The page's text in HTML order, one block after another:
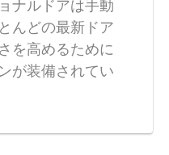
ナルドアは手動
んどの最新ドア
を高めるために
が装備されてい